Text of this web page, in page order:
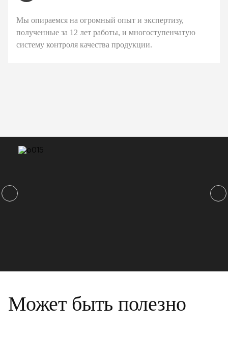
Мы опираемся на огромный опыт и экспертизу,
полученные за 12 лет работы, и многоступенчатую
систему контроля качества продукции.
Может быть полезно